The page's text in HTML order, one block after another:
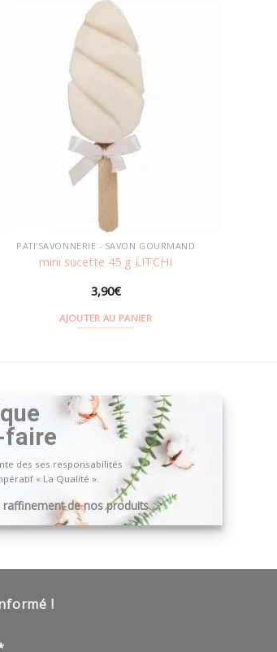
PATI'SAVONNERIE - SAVON GOURMAND
mini sucette 45 g LITCHI
3,90€
AJOUTER AU PANIER
faire
des ses responsabilités
« La Qualité ».
raffinement de nos produits …
!